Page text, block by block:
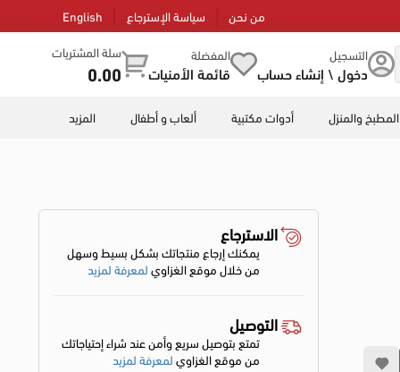
من نحن سياسة الإسترجاع English
التسجيل
دخول \ إنشاء حساب
المفضلة
قائمة الأمنيات
سلة المشتريات
0.00
المطبخ والمنزل أدوات مكتبية ألعاب و أطفال المزيد
الاسترجاع
يمكنك إرجاع منتجاتك بشكل بسيط وسهل
من خلال موقع الغزاويلمعرفة لمزيد
التوصيل
تمتع بتوصيل سريع وأمن عند شراء إحتياجاتك
من موقع الغزاويلمعرفة لمزيد